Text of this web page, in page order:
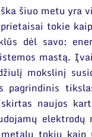
šiuo metu yra
tokie
dėl savo:
mastą.
mokslinį
pagrindinis
naujos
elektrodų
tokių kaip